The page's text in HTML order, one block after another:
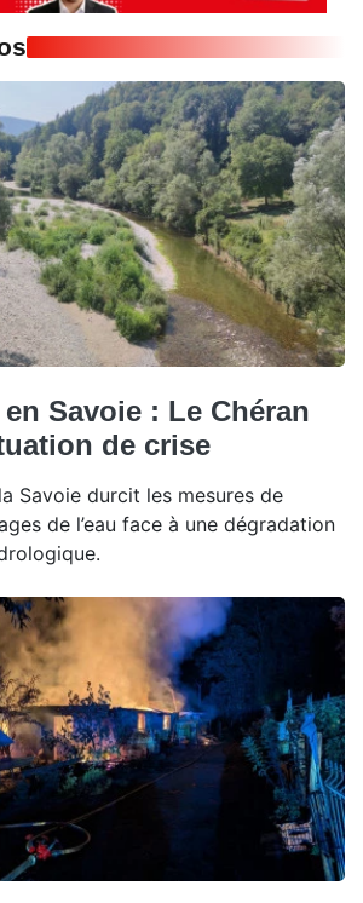
Savoie : Le Chéran
de crise
Savoie durcit les mesures de
de l’eau face à une dégradation